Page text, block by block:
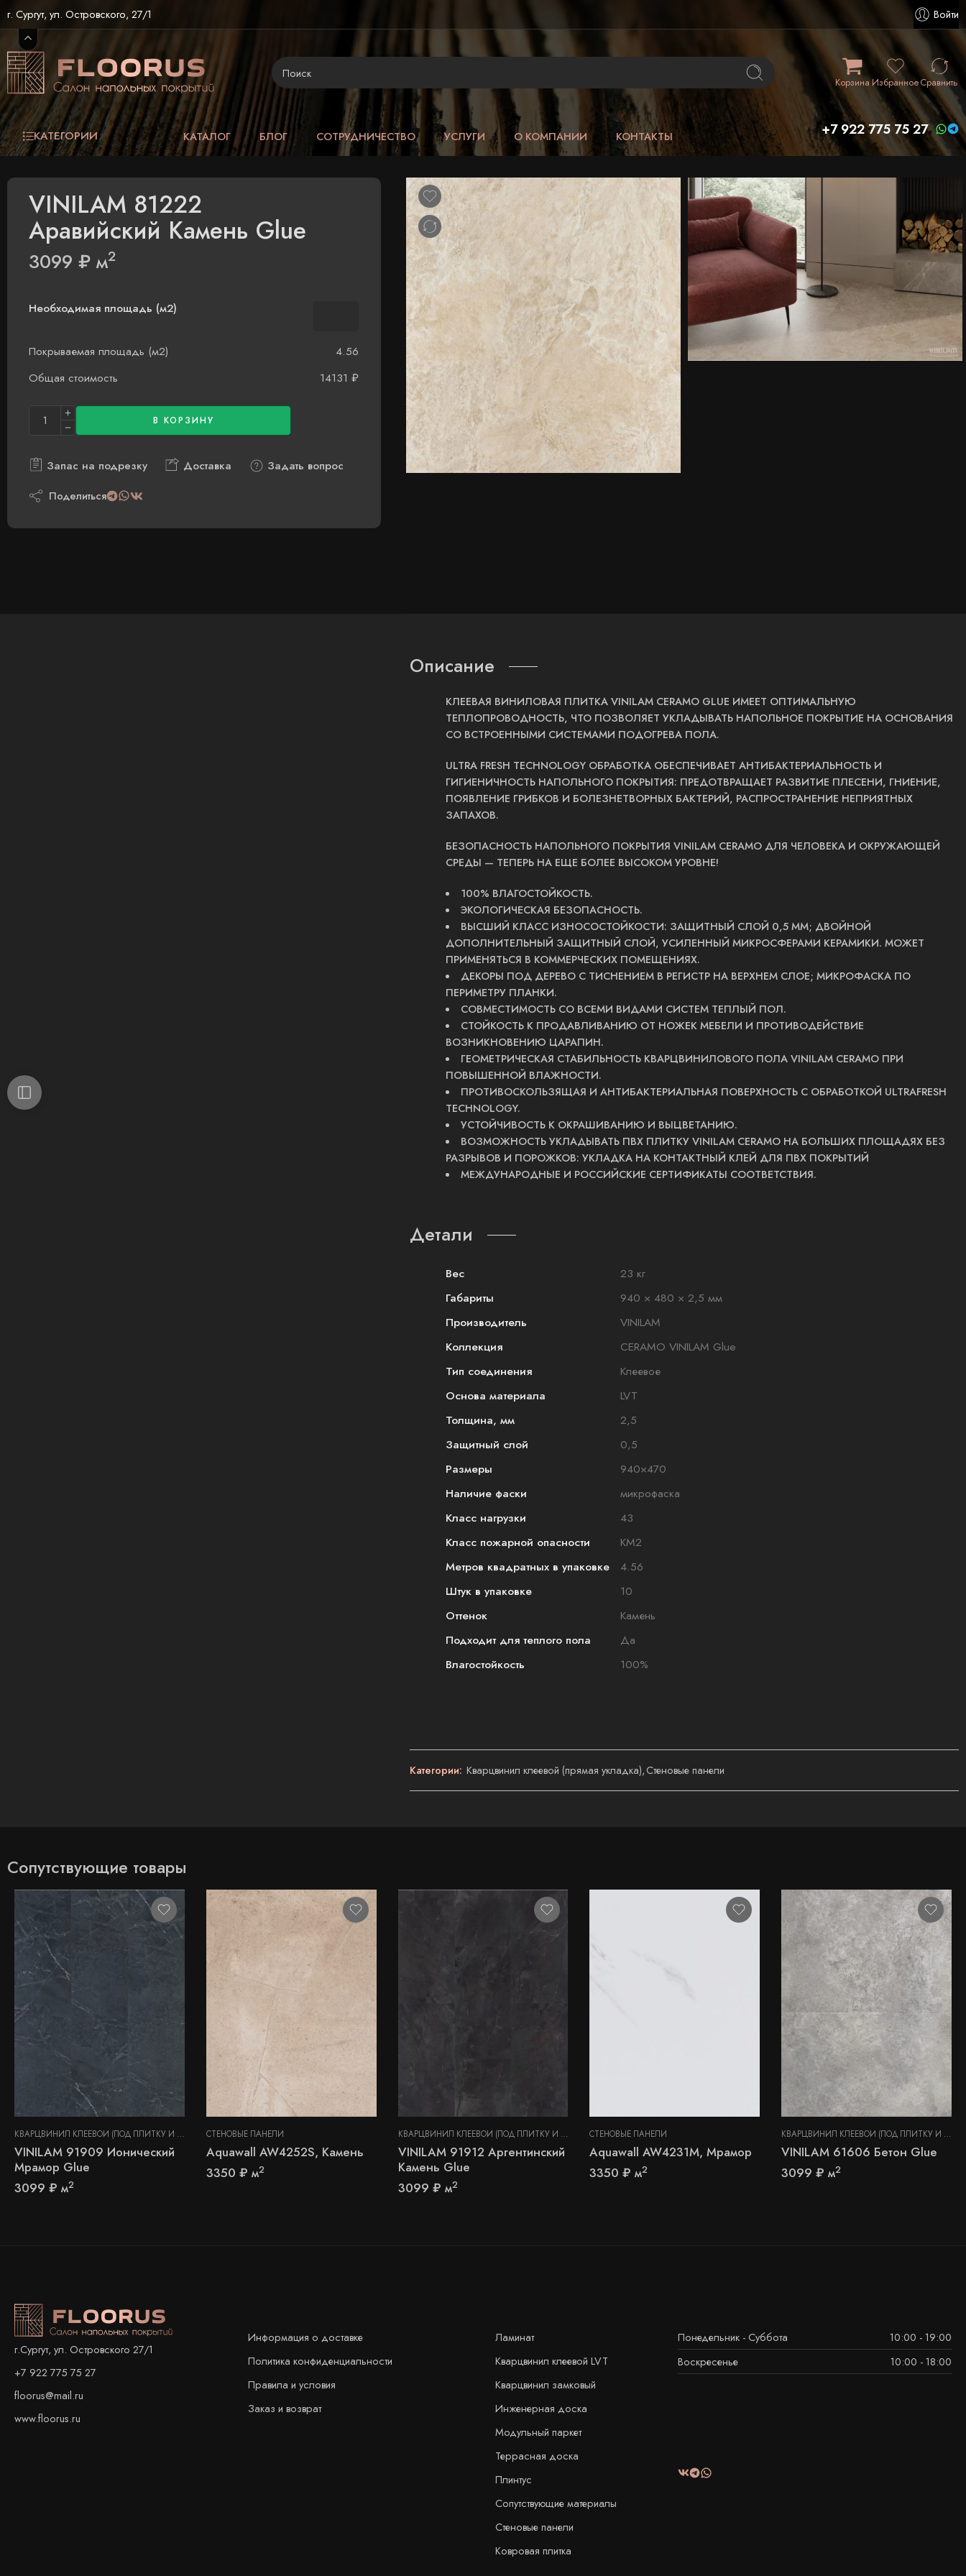
г. Сургут, ул. Островского, 27/1 Войти
КорзинаИзбранноеСравнить
КАТЕГОРИИ КАТАЛОГ БЛОГ СОТРУДНИЧЕСТВО УСЛУГИ О КОМПАНИИ КОНТАКТЫ +7 922 775 75 27
VINILAM 81222
Аравийский Камень Glue
3099 ₽ м2
Необходимая площадь (м2)
Покрываемая площадь (м2)
4.56
Общая стоимость
14131 ₽
В КОРЗИНУ
Запас на подрезку Доставка Задать вопрос
Поделиться
Описание
КЛЕЕВАЯ ВИНИЛОВАЯ ПЛИТКА VINILAM CERAMO GLUE ИМЕЕТ ОПТИМАЛЬНУЮ
ТЕПЛОПРОВОДНОСТЬ, ЧТО ПОЗВОЛЯЕТ УКЛАДЫВАТЬ НАПОЛЬНОЕ ПОКРЫТИЕ НА ОСНОВАНИЯ
СО ВСТРОЕННЫМИ СИСТЕМАМИ ПОДОГРЕВА ПОЛА.
ULTRA FRESH TECHNOLOGY ОБРАБОТКА ОБЕСПЕЧИВАЕТ АНТИБАКТЕРИАЛЬНОСТЬ И
ГИГИЕНИЧНОСТЬ НАПОЛЬНОГО ПОКРЫТИЯ: ПРЕДОТВРАЩАЕТ РАЗВИТИЕ ПЛЕСЕНИ, ГНИЕНИЕ,
ПОЯВЛЕНИЕ ГРИБКОВ И БОЛЕЗНЕТВОРНЫХ БАКТЕРИЙ, РАСПРОСТРАНЕНИЕ НЕПРИЯТНЫХ
ЗАПАХОВ.
БЕЗОПАСНОСТЬ НАПОЛЬНОГО ПОКРЫТИЯ VINILAM CERAMO ДЛЯ ЧЕЛОВЕКА И ОКРУЖАЮЩЕЙ
СРЕДЫ — ТЕПЕРЬ НА ЕЩЕ БОЛЕЕ ВЫСОКОМ УРОВНЕ!
100% ВЛАГОСТОЙКОСТЬ.
ЭКОЛОГИЧЕСКАЯ БЕЗОПАСНОСТЬ.
ВЫСШИЙ КЛАСС ИЗНОСОСТОЙКОСТИ: ЗАЩИТНЫЙ СЛОЙ 0,5 ММ; ДВОЙНОЙ
ДОПОЛНИТЕЛЬНЫЙ ЗАЩИТНЫЙ СЛОЙ, УСИЛЕННЫЙ МИКРОСФЕРАМИ КЕРАМИКИ. МОЖЕТ
ПРИМЕНЯТЬСЯ В КОММЕРЧЕСКИХ ПОМЕЩЕНИЯХ.
ДЕКОРЫ ПОД ДЕРЕВО С ТИСНЕНИЕМ В РЕГИСТР НА ВЕРХНЕМ СЛОЕ; МИКРОФАСКА ПО
ПЕРИМЕТРУ ПЛАНКИ.
СОВМЕСТИМОСТЬ СО ВСЕМИ ВИДАМИ СИСТЕМ ТЕПЛЫЙ ПОЛ.
СТОЙКОСТЬ К ПРОДАВЛИВАНИЮ ОТ НОЖЕК МЕБЕЛИ И ПРОТИВОДЕЙСТВИЕ
ВОЗНИКНОВЕНИЮ ЦАРАПИН.
ГЕОМЕТРИЧЕСКАЯ СТАБИЛЬНОСТЬ КВАРЦВИНИЛОВОГО ПОЛА VINILAM CERAMO ПРИ
ПОВЫШЕННОЙ ВЛАЖНОСТИ.
ПРОТИВОСКОЛЬЗЯЩАЯ И АНТИБАКТЕРИАЛЬНАЯ ПОВЕРХНОСТЬ С ОБРАБОТКОЙ ULTRAFRESH
TECHNOLOGY.
УСТОЙЧИВОСТЬ К ОКРАШИВАНИЮ И ВЫЦВЕТАНИЮ.
ВОЗМОЖНОСТЬ УКЛАДЫВАТЬ ПВХ ПЛИТКУ VINILAM CERAMO НА БОЛЬШИХ ПЛОЩАДЯХ БЕЗ
РАЗРЫВОВ И ПОРОЖКОВ: УКЛАДКА НА КОНТАКТНЫЙ КЛЕЙ ДЛЯ ПВХ ПОКРЫТИЙ
МЕЖДУНАРОДНЫЕ И РОССИЙСКИЕ СЕРТИФИКАТЫ СООТВЕТСТВИЯ.
Детали
Вес
23 кг
Габариты
940 × 480 × 2,5 мм
Производитель
VINILAM
Коллекция
CERAMO VINILAM Glue
Тип соединения
Клеевое
Основа материала
LVT
Толщина, мм
2,5
Защитный слой
0,5
Размеры
940×470
Наличие фаски
микрофаска
Класс нагрузки
43
Класс пожарной опасности
КМ2
Метров квадратных в упаковке
4.56
Штук в упаковке
10
Оттенок
Камень
Подходит для теплого пола
Да
Влагостойкость
100%
Категории: Кварцвинил клеевой (прямая укладка),Стеновые панели
Сопутствующие товары
КВАРЦВИНИЛ КЛЕЕВОЙ (ПОД ПЛИТКУ И КАМЕНЬ) ,СТЕНОВЫЕ ПАНЕЛИ
VINILAM 91909 Ионический
Мрамор Glue
3099 ₽ м2
СТЕНОВЫЕ ПАНЕЛИ
Aquawall AW4252S, Камень
3350 ₽ м2
КВАРЦВИНИЛ КЛЕЕВОЙ (ПОД ПЛИТКУ И КАМЕНЬ) ,СТЕНОВЫЕ ПАНЕЛИ
VINILAM 91912 Аргентинский
Камень Glue
3099 ₽ м2
СТЕНОВЫЕ ПАНЕЛИ
Aquawall AW4231M, Мрамор
3350₽ м2
КВАРЦВИНИЛ КЛЕЕВОЙ (ПОД ПЛИТКУ И КАМЕНЬ)
VINILAM 61606 Бетон Glue
3099₽ м2
г.Сургут, ул. Островского 27/1
+7 922 775 75 27
floorus@mail.ru
www.floorus.ru
Информация о доставке
Политика конфиденциальности
Правила и условия
Заказ и возврат
Ламинат
Кварцвинил клеевой LVT
Кварцвинил замковый
Инженерная доска
Модульный паркет
Террасная доска
Плинтус
Сопутствующие материалы
Стеновые панели
Ковровая плитка
Понедельник - Суббота
10:00 - 19:00
Воскресенье
10:00 - 18:00